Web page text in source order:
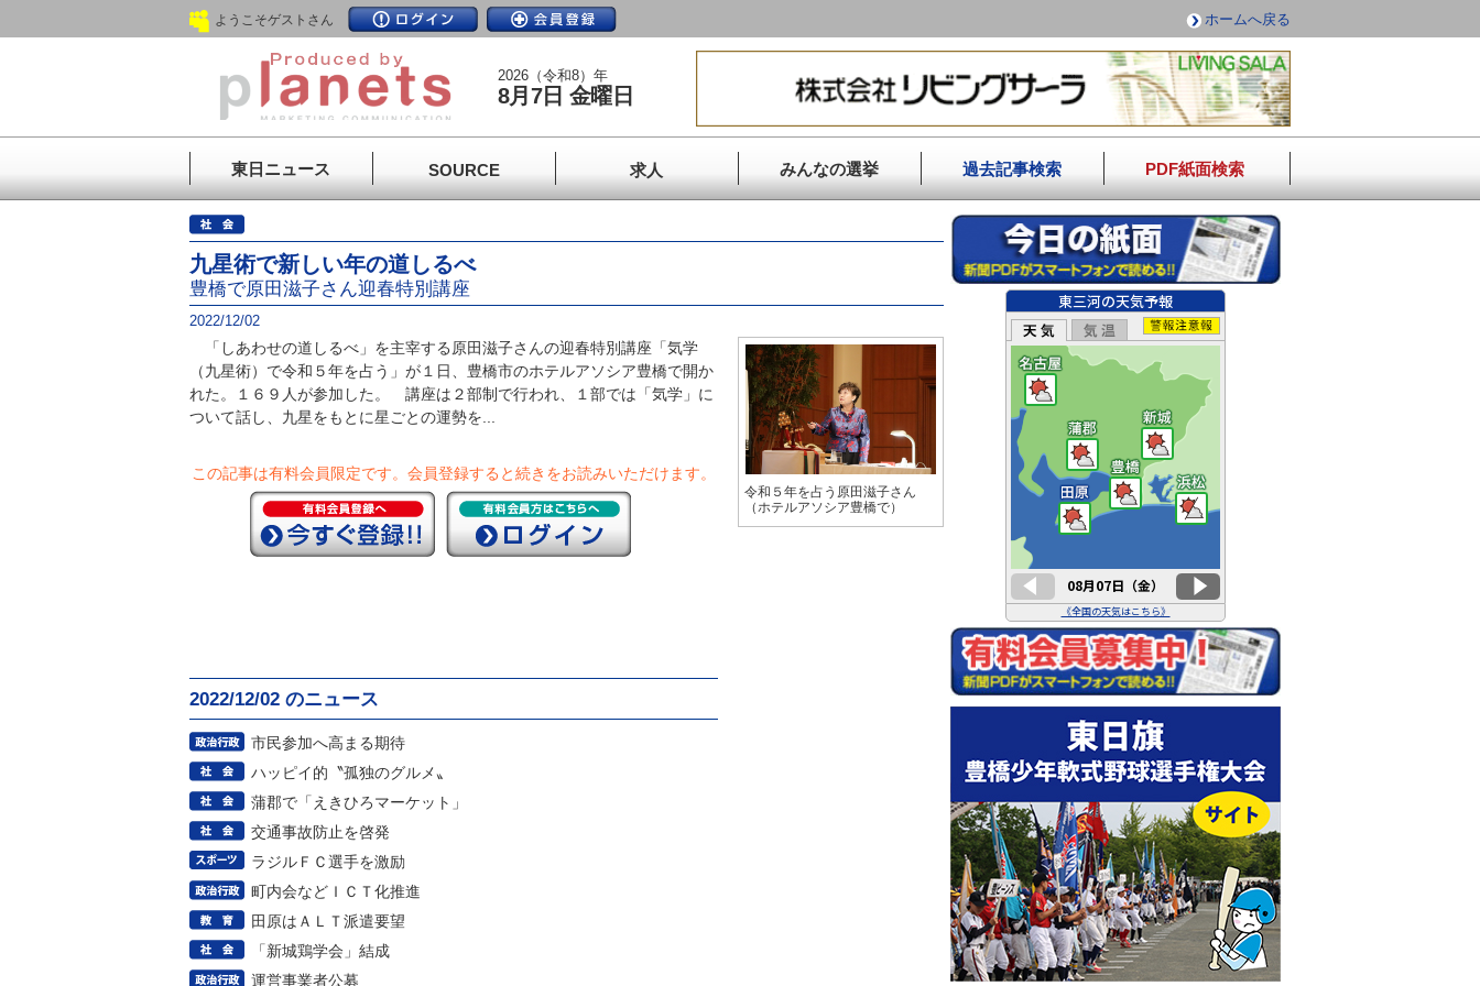
ようこそゲストさん ホームへ戻る
2026（令和8）年
8月7日 金曜日
東日ニュース SOURCE 求人 みんなの選挙 過去記事検索 PDF紙面検索
九星術で新しい年の道しるべ
豊橋で原田滋子さん迎春特別講座
2022/12/02
「しあわせの道しるべ」を主宰する原田滋子さんの迎春特別講座「気学
（九星術）で令和５年を占う」が１日、豊橋市のホテルアソシア豊橋で開か
れた。１６９人が参加した。 講座は２部制で行われ、１部では「気学」に
ついて話し、九星をもとに星ごとの運勢を...
この記事は有料会員限定です。 会員登録すると続きをお読みいただけます。
2022/12/02 のニュース
市民参加へ高まる期待
ハッピイ的〝孤独のグルメ〟
蒲郡で「えきひろマーケット」
交通事故防止を啓発
ラジルＦＣ選手を激励
町内会などＩＣＴ化推進
田原はＡＬＴ派遣要望
「新城鶏学会」結成
運営事業者公募
令和５年を占う原田滋子さん
（ホテルアソシア豊橋で）